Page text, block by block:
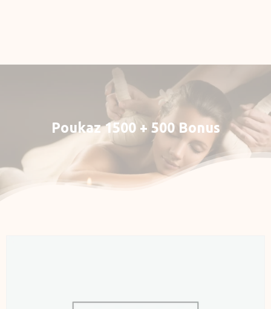
Poukaz 1500 + 500 Bonus